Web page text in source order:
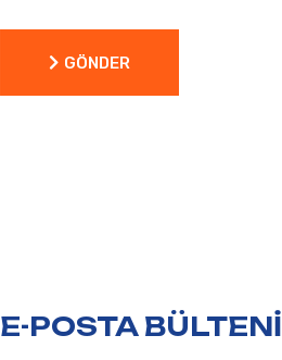
GÖNDER
E-POSTA BÜLTENİ